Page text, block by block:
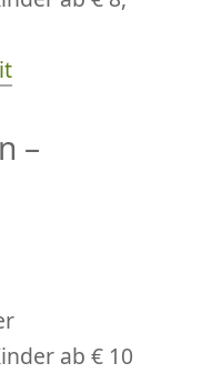
–
ab € 10